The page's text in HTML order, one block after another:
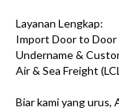
Layanan Lengkap:
Import Door to Door
Undername &
Air & Sea Freight
Biar kami yang urus,